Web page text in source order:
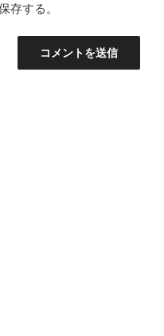
存する。